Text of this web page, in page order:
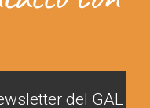
del GAL